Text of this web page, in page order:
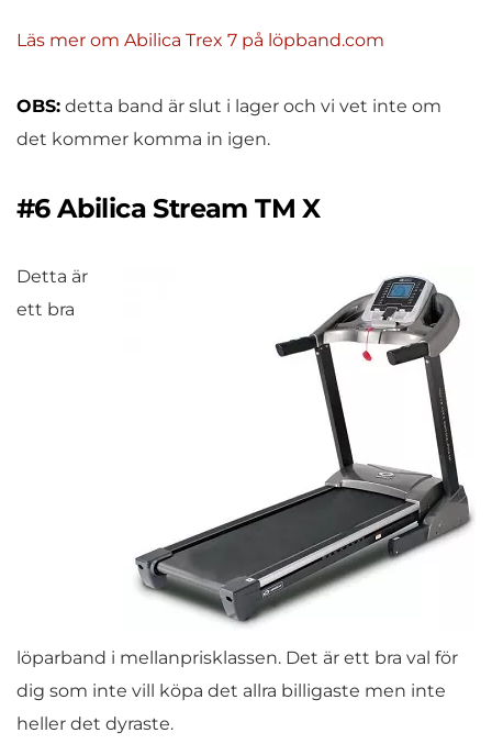
Läs mer om Abilica Trex 7 på löpband.com
OBS: detta band är slut i lager och vi vet inte om
det kommer komma in igen.
#6 Abilica Stream TM X
Detta är
ett bra
löparband i mellanprisklassen. Det är ett bra val för
dig som inte vill köpa det allra billigaste men inte
heller det dyraste.